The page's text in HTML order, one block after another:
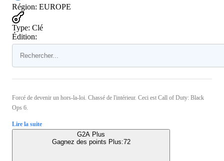
Région: EUROPE
Type: Clé
Édition:
Forcé de devenir un hors-la-loi. Chassé de l'intérieur. Ceci est Call of Duty: Black
Ops 6.
Lire la suite
G2A Plus
Gagnez des points Plus:72